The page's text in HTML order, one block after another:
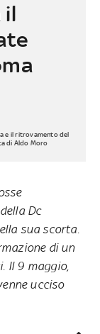
il
e il ritrovamento del
di Aldo Moro
Dc
sua scorta.
di un
Il 9 maggio,
ucciso